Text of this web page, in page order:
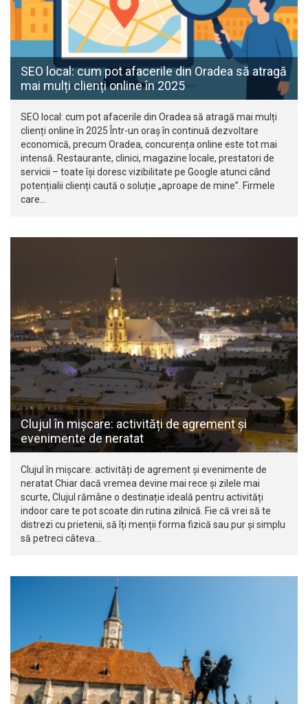
SEO local: cum pot afacerile din Oradea să atragă
mai mulți clienți online în 2025
SEO local: cum pot afacerile din Oradea să atragă mai mulți
clienți online în 2025 Într-un oraș în continuă dezvoltare
economică, precum Oradea, concurența online este tot mai
intensă. Restaurante, clinici, magazine locale, prestatori de
servicii – toate își doresc vizibilitate pe Google atunci când
potențialii clienți caută o soluție „aproape de mine”. Firmele
care…
Clujul în mișcare: activități de agrement și
evenimente de neratat
Clujul în mișcare: activități de agrement și evenimente de
neratat Chiar dacă vremea devine mai rece și zilele mai
scurte, Clujul rămâne o destinație ideală pentru activități
indoor care te pot scoate din rutina zilnică. Fie că vrei să te
distrezi cu prietenii, să îți menții forma fizică sau pur și simplu
să petreci câteva…